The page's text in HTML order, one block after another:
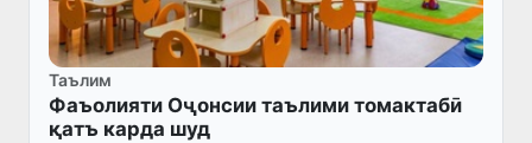
Таълим
Фаъолияти Оҷонсии таълими томактабӣ
қатъ карда шуд